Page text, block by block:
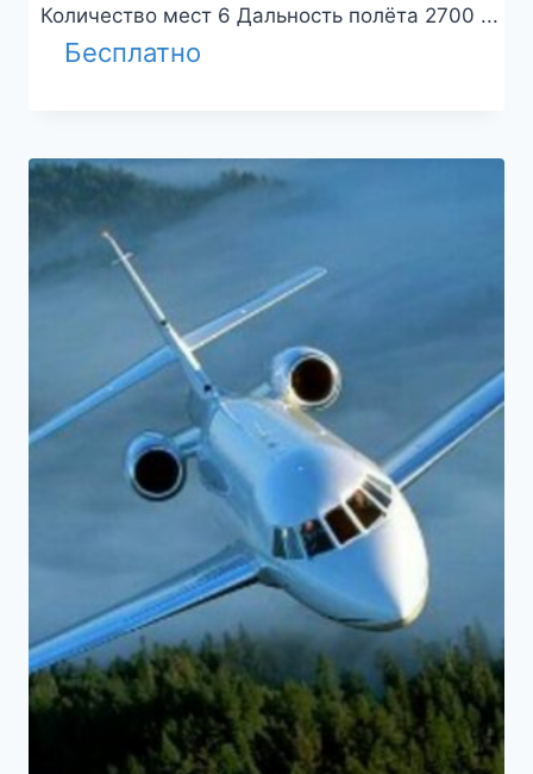
Количество мест 6 Дальность полёта 2700 ...
Бесплатно